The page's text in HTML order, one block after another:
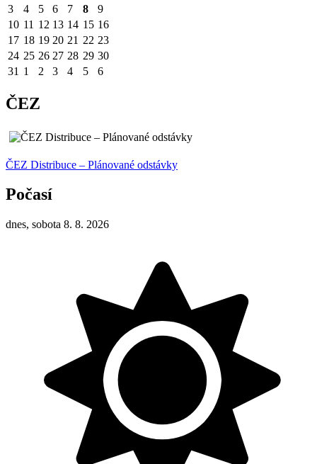
3
4 5 6 7 8
9
10 11 12 13 14 15 16
17 18 19 20 21 22 23
24 25 26 27 28 29 30
31 1 2 3 4 5 6
ČEZ
ČEZ Distribuce – Plánované odstávky
Počasí
dnes, sobota 8. 8. 2026